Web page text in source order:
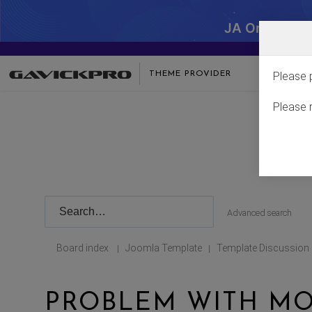
JA One -
THEME PROVIDER
Advanced search
Board index | Joomla Template | Template Discussion
PROBLEM WITH
Please
Please